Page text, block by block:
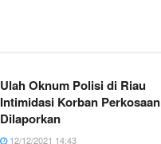
Ulah Oknum Polisi di Riau
Intimidasi Korban Perkosaan
Dilaporkan
12/12/2021 14:43